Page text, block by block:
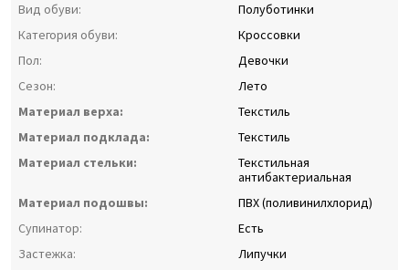
Вид обуви:
Полуботинки
Категория обуви:
Кроссовки
Пол:
Девочки
Сезон:
Лето
Материал верха:
Текстиль
Материал подклада:
Текстиль
Материал стельки:
Текстильная
антибактериальная
Материал подошвы:
ПВХ (поливинилхлорид)
Супинатор:
Есть
Застежка:
Липучки